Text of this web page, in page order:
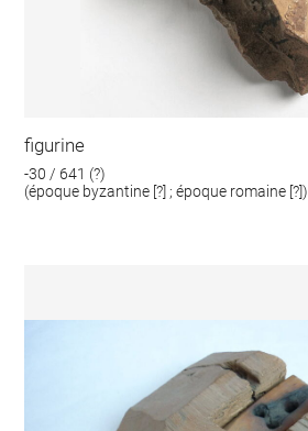
figurine
-30 / 641 (?)
(époque byzantine [?] ; époque romaine [?])